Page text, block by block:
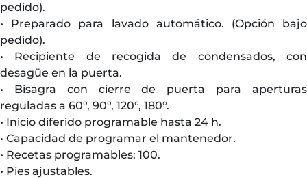
pedido).
• Preparado para lavado automático. (Opción bajo
pedido).
• Recipiente de recogida de condensados, con
desagüe en la puerta.
• Bisagra con cierre de puerta para aperturas
reguladas a 60°, 90°, 120°, 180°.
• Inicio diferido programable hasta 24 h.
• Capacidad de programar el mantenedor.
• Recetas programables: 100.
• Pies ajustables.